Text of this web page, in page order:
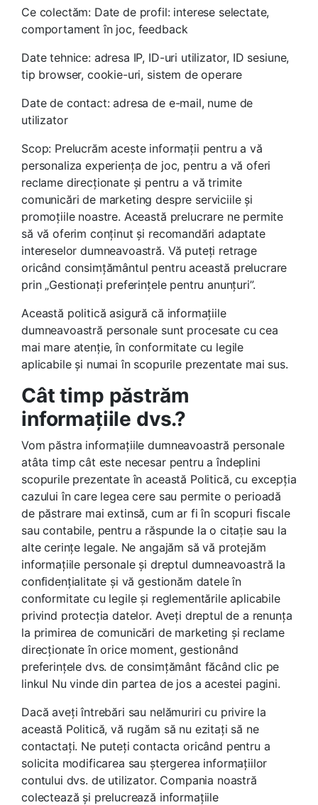
Ce colectăm: Date de profil: interese selectate,
comportament în joc, feedback
Date tehnice: adresa IP, ID-uri utilizator, ID sesiune,
tip browser, cookie-uri, sistem de operare
Date de contact: adresa de e-mail, nume de
utilizator
Scop: Prelucrăm aceste informații pentru a vă
personaliza experiența de joc, pentru a vă oferi
reclame direcționate și pentru a vă trimite
comunicări de marketing despre serviciile și
promoțiile noastre. Această prelucrare ne permite
să vă oferim conținut și recomandări adaptate
intereselor dumneavoastră. Vă puteți retrage
oricând consimțământul pentru această prelucrare
prin „Gestionați preferințele pentru anunțuri”.
Această politică asigură că informațiile
dumneavoastră personale sunt procesate cu cea
mai mare atenție, în conformitate cu legile
aplicabile și numai în scopurile prezentate mai sus.
Cât timp păstrăm
informațiile dvs.?
Vom păstra informațiile dumneavoastră personale
atâta timp cât este necesar pentru a îndeplini
scopurile prezentate în această Politică, cu excepția
cazului în care legea cere sau permite o perioadă
de păstrare mai extinsă, cum ar fi în scopuri fiscale
sau contabile, pentru a răspunde la o citație sau la
alte cerințe legale. Ne angajăm să vă protejăm
informațiile personale și dreptul dumneavoastră la
confidențialitate și vă gestionăm datele în
conformitate cu legile și reglementările aplicabile
privind protecția datelor. Aveți dreptul de a renunța
la primirea de comunicări de marketing și reclame
direcționate în orice moment, gestionând
preferințele dvs. de consimțământ făcând clic pe
linkul Nu vinde din partea de jos a acestei pagini.
Dacă aveți întrebări sau nelămuriri cu privire la
această Politică, vă rugăm să nu ezitați să ne
contactați. Ne puteți contacta oricând pentru a
solicita modificarea sau ștergerea informațiilor
contului dvs. de utilizator. Compania noastră
colectează și prelucrează informațiile